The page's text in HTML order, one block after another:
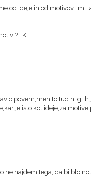
od ideje in od motivov.. mi
:K
povem,men to tud ni glih
je isto kot ideje,za
najdem tega, da bi blo not